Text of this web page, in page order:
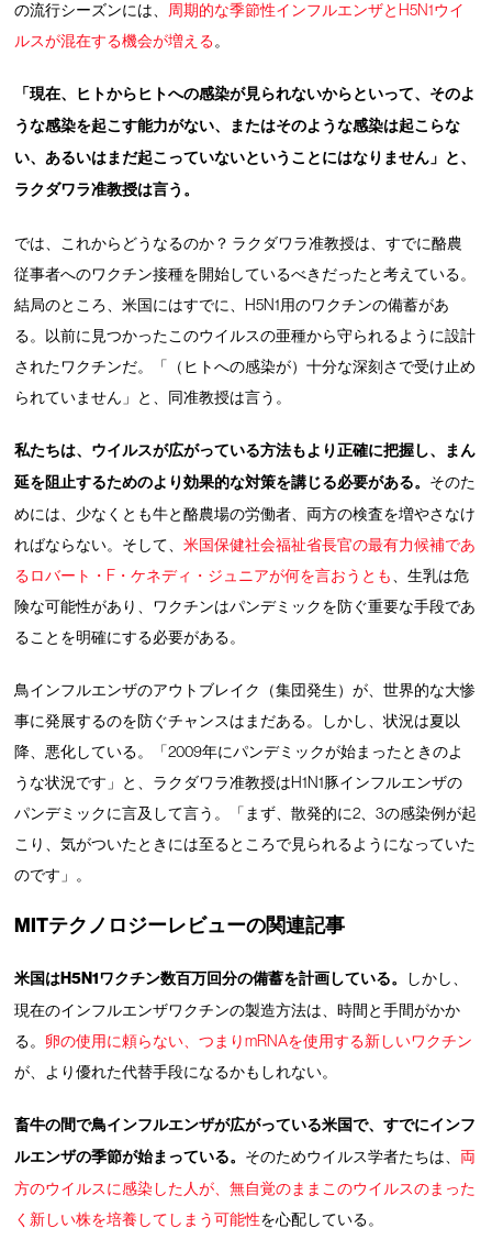
の流行シーズンには、 周期的な季節性インフルエンザとH5N1ウイ
ルスが混在する機会が増える。
「現在、ヒトからヒトへの感染が見られないからといって、そのよ
うな感染を起こす能力がない、またはそのような感染は起こらな
い、あるいはまだ起こっていないということにはなりません」と、
ラクダワラ准教授は言う。
では、これからどうなるのか？ ラクダワラ准教授は、すでに酪農
従事者へのワクチン接種を開始しているべきだったと考えている。
結局のところ、米国にはすでに、H5N1用のワクチンの備蓄があ
る。以前に見つかったこのウイルスの亜種から守られるように設計
されたワクチンだ。「（ヒトへの感染が）十分な深刻さで受け止め
られていません」と、同准教授は言う。
私たちは、ウイルスが広がっている方法もより正確に把握し、まん
延を阻止するためのより効果的な対策を講じる必要がある。 そのた
めには、少なくとも牛と酪農場の労働者、両方の検査を増やさなけ
ればならない。そして、米国保健社会福祉省長官の最有力候補であ
るロバート・F・ケネディ・ジュニアが何を言おうとも
、生乳は危
険な可能性があり、ワクチンはパンデミックを防ぐ重要な手段であ
ることを明確にする必要がある。
鳥インフルエンザのアウトブレイク（集団発生）が、世界的な大惨
事に発展するのを防ぐチャンスはまだある。しかし、状況は夏以
降、悪化している。「2009年にパンデミックが始まったときのよ
うな状況です」と、ラクダワラ准教授はH1N1豚インフルエンザの
パンデミックに言及して言う。「まず、散発的に2、3の感染例が起
こり、気がついたときには至るところで見られるようになっていた
のです」。
MITテクノロジーレビューの関連記事
米国はH5N1ワクチン数百万回分の備蓄を計画している。
しかし、
現在のインフルエンザワクチンの製造方法は、時間と手間がかか
る。 卵の使用に頼らない、つまりmRNAを使用する新しいワクチン
が、より優れた代替手段になるかもしれない。
畜牛の間で鳥インフルエンザが広がっている米国で、すでにインフ
ルエンザの季節が始まっている。 そのためウイルス学者たちは、 両
方のウイルスに感染した人が、無自覚のままこのウイルスのまった
く新しい株を培養してしまう可能性を心配している。